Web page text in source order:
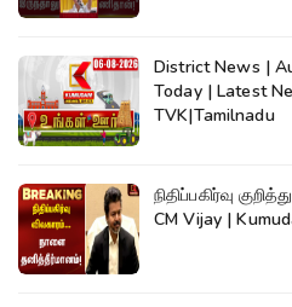
District News |
Today | Latest
TVK|Tamilnadu
நிதிப்பகிர்வு
CM Vijay |